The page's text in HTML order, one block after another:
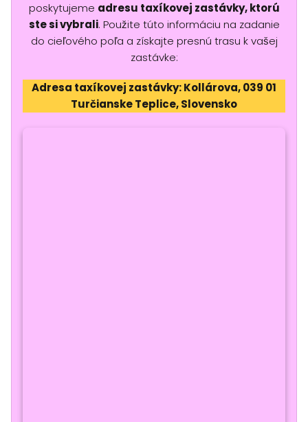
poskytujeme adresu taxíkovej zastávky, ktorú
ste si vybrali. Použite túto informáciu na zadanie
do cieľového poľa a získajte presnú trasu k vašej
zastávke:
Adresa taxíkovej zastávky: Kollárova, 039 01
Turčianske Teplice, Slovensko